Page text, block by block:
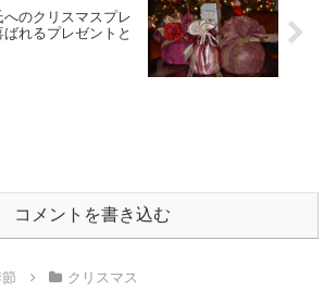
のクリスマスプレ
れるプレゼントと
コメントを書き込む
クリスマス